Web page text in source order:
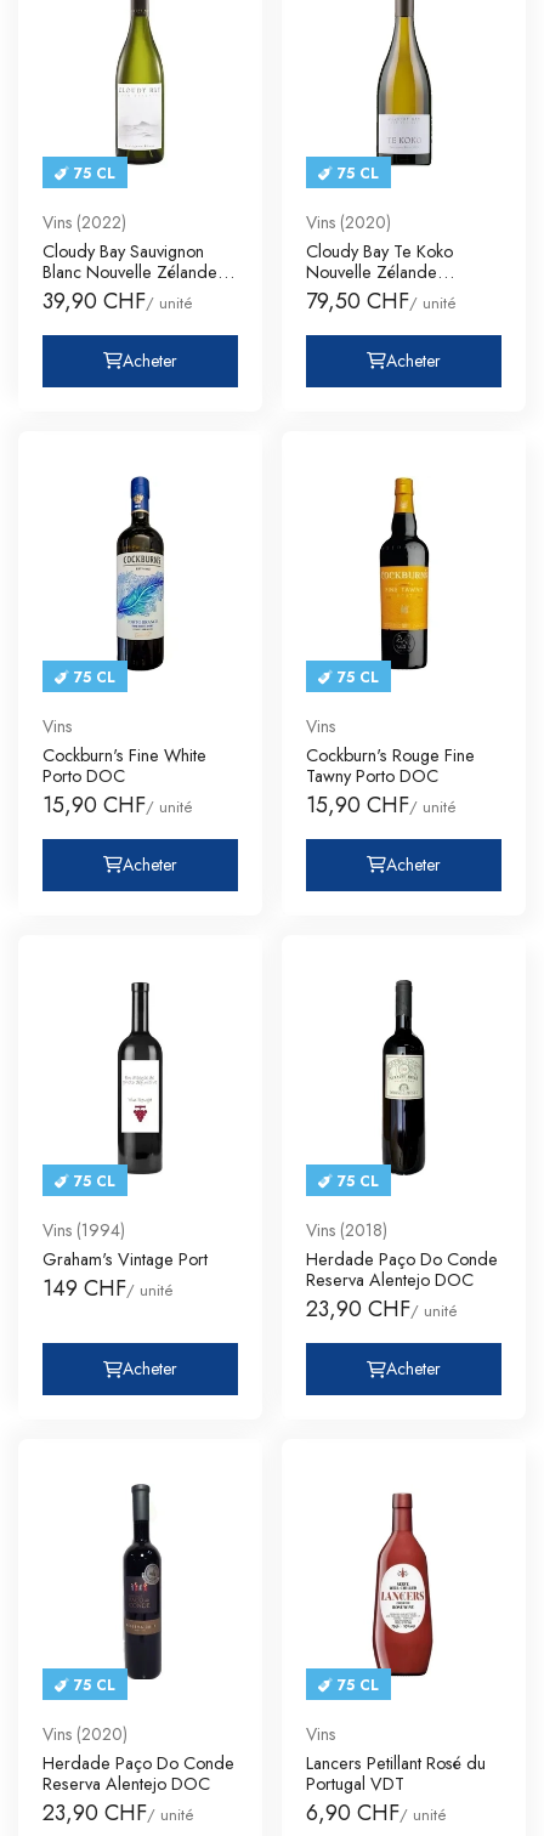
75 CL
Vins (2022)
Cloudy Bay Sauvignon
Blanc Nouvelle Zélande
Marlb
39,90 CHF/ unité
Acheter
75 CL
Vins (2020)
Cloudy Bay Te Koko
Nouvelle Zélande
Marlborough
79,50 CHF/ unité
Acheter
75 CL
Vins
Cockburn's Fine White
Porto DOC
15,90 CHF/ unité
Acheter
75 CL
Vins
Cockburn's Rouge Fine
Tawny Porto DOC
15,90 CHF/ unité
Acheter
75 CL
Vins (1994)
Graham's Vintage Port
149 CHF/ unité
Acheter
75 CL
Vins (2018)
Herdade Paço Do Conde
Reserva Alentejo DOC
23,90 CHF/ unité
Acheter
75 CL
Vins (2020)
Herdade Paço Do Conde
Reserva Alentejo DOC
23,90 CHF/ unité
75 CL
Vins
Lancers Petillant Rosé du
Portugal VDT
6,90 CHF/ unité